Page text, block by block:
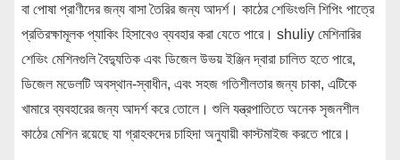
বা পোষা প্রাণীদের জন্য বাসা তৈরির জন্য আদর্শ। কাঠের শেভিংগুলি শিপিং পাত্রে
প্রতিরক্ষামূলক প্যাকিং হিসাবেও ব্যবহার করা যেতে পারে। shuliy মেশিনারির
শেভিং মেশিনগুলি বৈদ্যুতিক এবং ডিজেল উভয় ইঞ্জিন দ্বারা চালিত হতে পারে,
ডিজেল মডেলটি অবস্থান-স্বাধীন, এবং সহজ গতিশীলতার জন্য চাকা, এটিকে
খামারে ব্যবহারের জন্য আদর্শ করে তোলে। শুলি যন্ত্রপাতিতে অনেক সৃজনশীল
কাঠের মেশিন রয়েছে যা গ্রাহকদের চাহিদা অনুযায়ী কাস্টমাইজ করতে পারে।